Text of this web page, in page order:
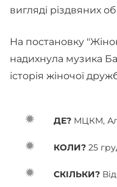
вигляді різдвяних
На постановку
надихнула музика
історія жіночої
ДЕ? МЦКМ,
КОЛИ? 25
СКІЛЬКИ?